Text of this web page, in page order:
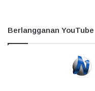
Berlangganan YouTube